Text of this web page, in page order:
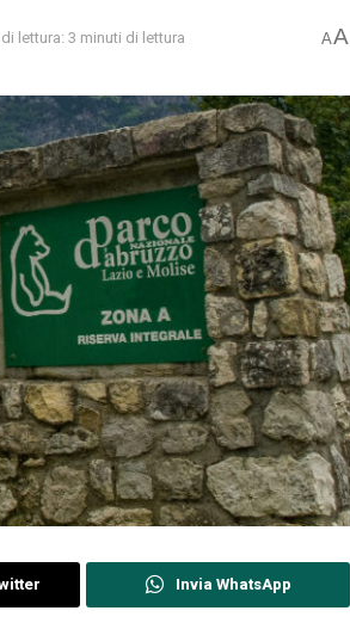
lettura: 3 minuti di lettura AA
Invia WhatsApp